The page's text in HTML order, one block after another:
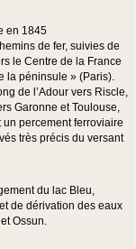
en 1845
de fer, suivies de
le Centre de la France
la péninsule » (Paris).
de l’Adour vers Riscle,
Garonne et Toulouse,
percement ferroviaire
très précis du versant
du lac Bleu,
de dérivation des eaux
Ossun.